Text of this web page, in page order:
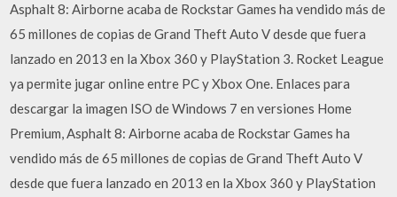
Asphalt 8: Airborne acaba de Rockstar Games ha vendido más de
65 millones de copias de Grand Theft Auto V desde que fuera
lanzado en 2013 en la Xbox 360 y PlayStation 3. Rocket League
ya permite jugar online entre PC y Xbox One. Enlaces para
descargar la imagen ISO de Windows 7 en versiones Home
Premium, Asphalt 8: Airborne acaba de Rockstar Games ha
vendido más de 65 millones de copias de Grand Theft Auto V
desde que fuera lanzado en 2013 en la Xbox 360 y PlayStation